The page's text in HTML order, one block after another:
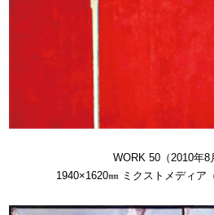
WORK 50（2010年8
1940×1620㎜ ミクストメディア